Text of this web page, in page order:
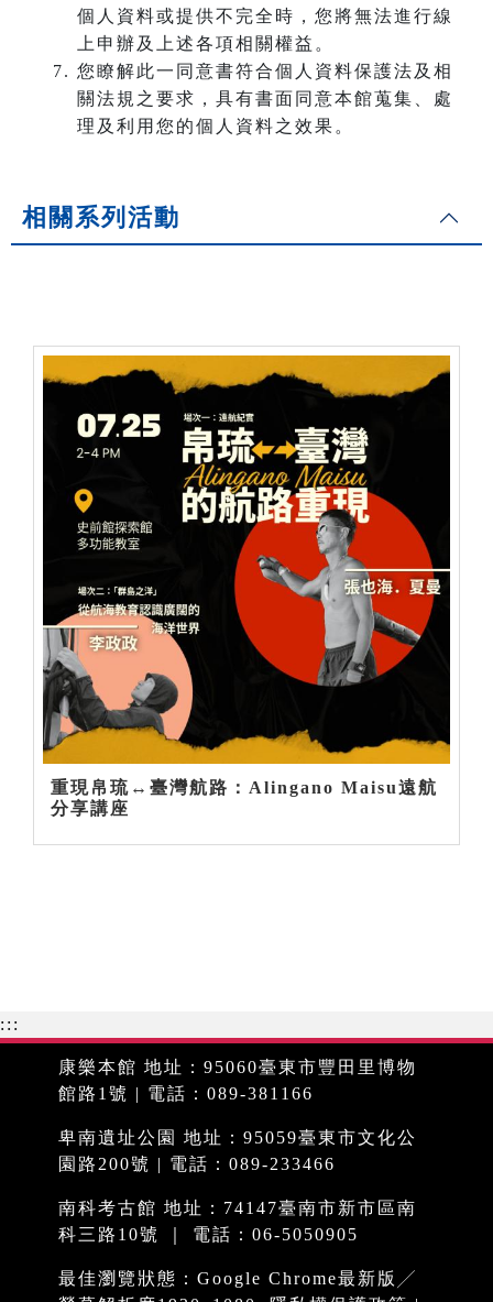
個人資料或提供不完全時，您將無法進行線
上申辦及上述各項相關權益。
您瞭解此一同意書符合個人資料保護法及相
關法規之要求，具有書面同意本館蒐集、處
理及利用您的個人資料之效果。
相關系列活動
重現帛琉↔臺灣航路：Alingano Maisu遠航
分享講座
:::
康樂本館 地址：95060臺東市豐田里博物
館路1號 | 電話：089-381166
卑南遺址公園 地址：95059臺東市文化公
園路200號 | 電話：089-233466
南科考古館 地址：74147臺南市新市區南
科三路10號 ｜ 電話：06-5050905
最佳瀏覽狀態：Google Chrome最新版╱